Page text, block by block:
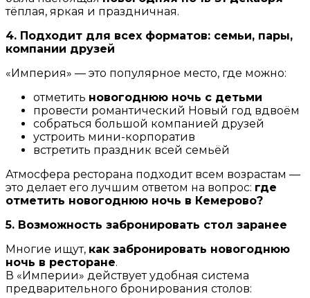
тёплая, яркая и праздничная.
4. Подходит для всех форматов: семьи, пары,
компании друзей
«Империя» — это популярное место, где можно:
отметить новогоднюю ночь с детьми
провести романтический Новый год вдвоём
собраться большой компанией друзей
устроить мини-корпоратив
встретить праздник всей семьёй
Атмосфера ресторана подходит всем возрастам —
это делает его лучшим ответом на вопрос: где
отметить новогоднюю ночь в Кемерово?
5. Возможность забронировать стол заранее
Многие ищут, как забронировать новогоднюю
ночь в ресторане.
В «Империи» действует удобная система
предварительного бронирования столов: